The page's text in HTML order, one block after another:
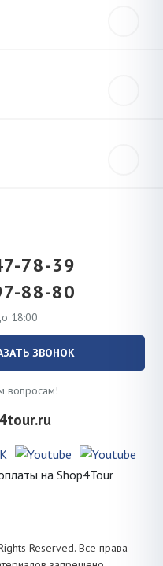
78-39
88-80
18:00
ЗВОНОК
вопросам!
Reserved. Все права